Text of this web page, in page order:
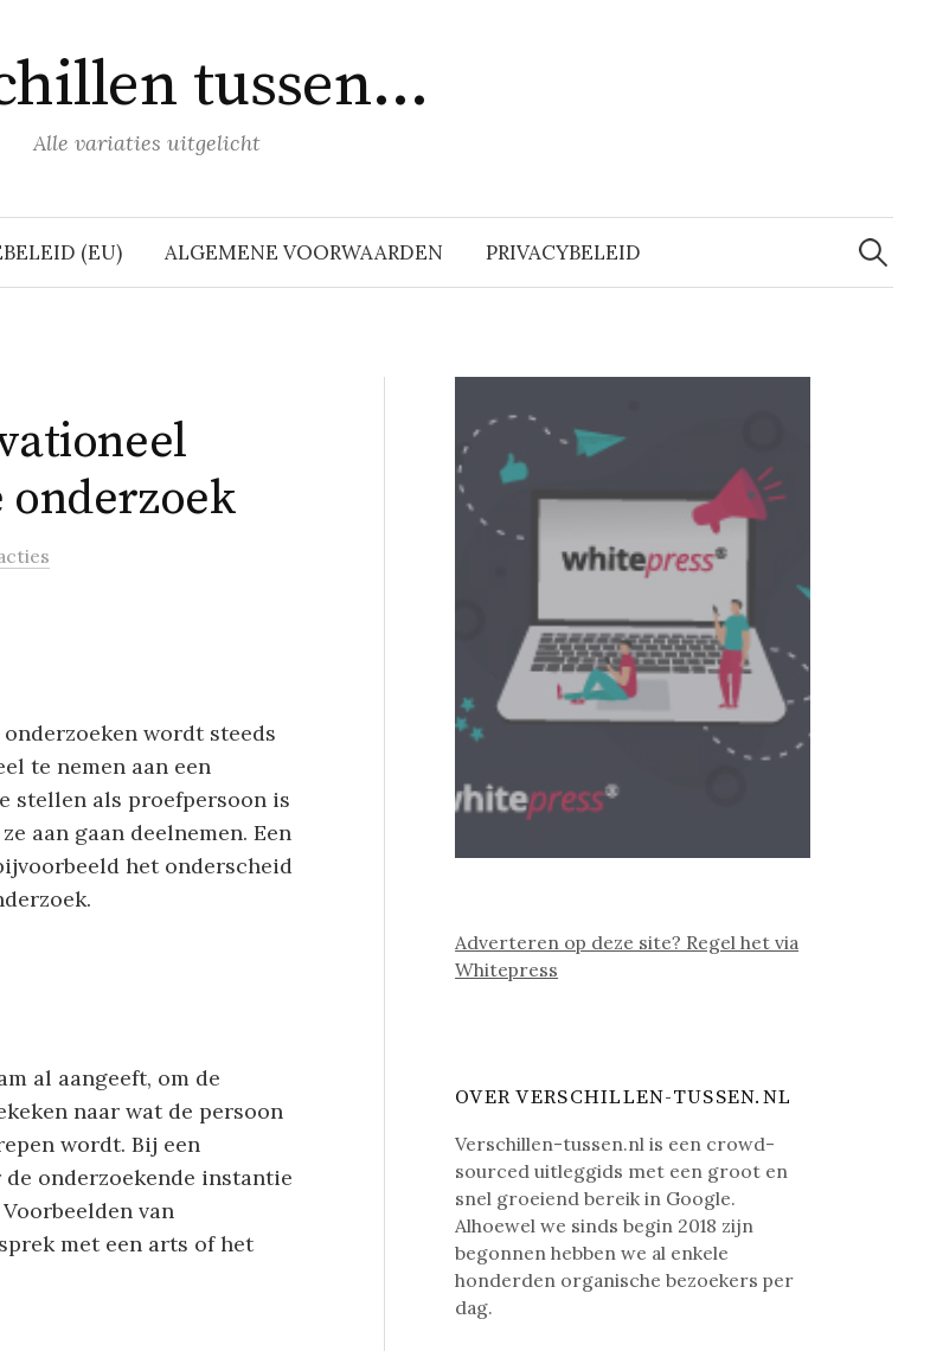
tussen…
Alle variaties uitgelicht
(EU) ALGEMENE VOORWAARDEN PRIVACYBELEID
Zoeken
naar:
wordt steeds
te nemen aan een
stellen als proefpersoon is
aan gaan deelnemen. Een
het onderscheid
al aangeeft, om de
naar wat de persoon
wordt. Bij een
onderzoekende instantie
van
met een arts of het
Adverteren op deze site? Regel het via
Whitepress
OVER VERSCHILLEN-TUSSEN.NL
Verschillen-tussen.nl is een crowd-
sourced uitleggids met een groot en
snel groeiend bereik in Google.
Alhoewel we sinds begin 2018 zijn
begonnen hebben we al enkele
honderden organische bezoekers per
dag.